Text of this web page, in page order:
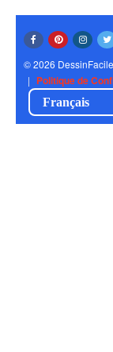
© 2026
| Politique de
Français